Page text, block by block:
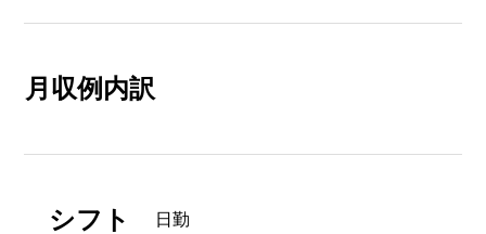
月収例内訳
シフト 日勤